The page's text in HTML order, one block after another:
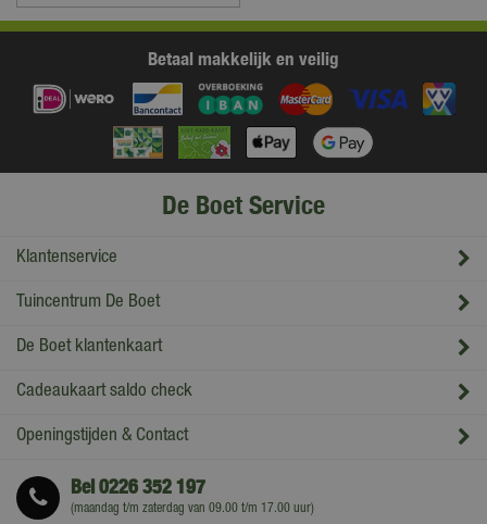
Betaal makkelijk en veilig
De Boet Service
Klantenservice
Tuincentrum De Boet
De Boet klantenkaart
Cadeaukaart saldo check
Openingstijden & Contact
Bel0226 352 197
(maandag t/m zaterdag van 09.00 t/m 17.00 uur)